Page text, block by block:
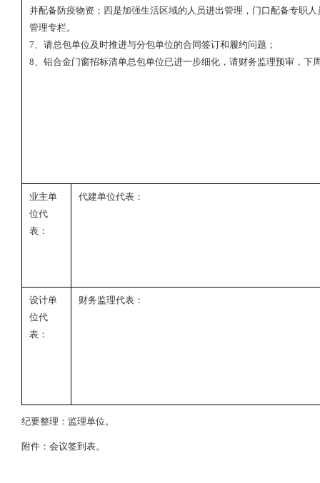
并配备防疫物资；四是加强生活区域的人员进出管理，门口配备专职
管理专栏。
7 、请总包单位及时推进与分包单位的合同签订和履约问题；
8 、铝合金门窗招标清单总包单位已进一步细化，请财务监理预审，
业主单
位代
表：
代建单位代表：
设计单
位代
表：
财务监理代表：
纪要整理：监理单位。
附件：会议签到表。